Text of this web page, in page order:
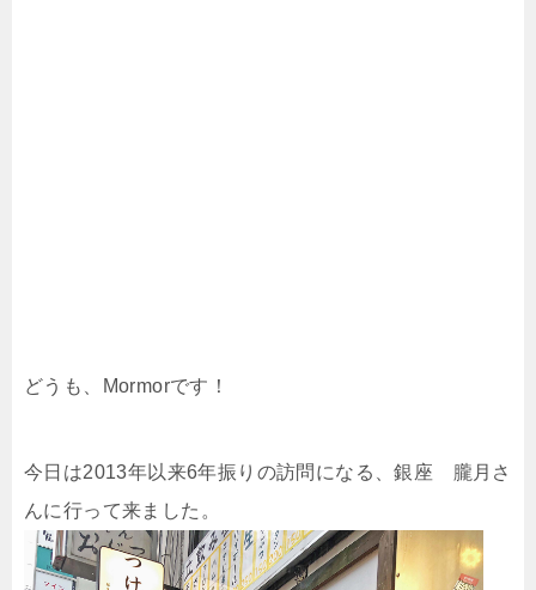
どうも、Mormorです！
今日は2013年以来6年振りの訪問になる、銀座 朧月さ
んに行って来ました。